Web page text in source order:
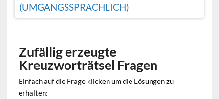
(UMGANGSSPRACHLICH)
Zufällig erzeugte
Kreuzworträtsel Fragen
Einfach auf die Frage klicken um die Lösungen zu
erhalten: